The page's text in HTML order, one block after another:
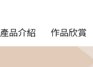
產品介紹 作品欣賞